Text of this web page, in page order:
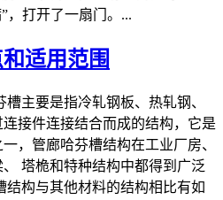
，打开了一扇门。...
适用范围
主要是指冷轧钢板、热轧钢、
接件连接结合而成的结构，它是
，管廊哈芬槽结构在工业厂房、
塔桅和特种结构中都得到广泛
结构与其他材料的结构相比有如